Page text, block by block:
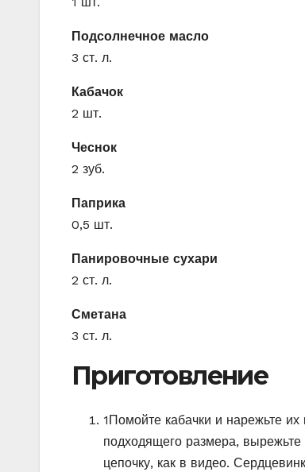
Подсолнечное масло
3 ст. л.
Кабачок
2 шт.
Чеснок
2 зуб.
Паприка
0,5 шт.
Панировочные сухари
2 ст. л.
Сметана
3 ст. л.
Приготовление
1 Помойте кабачки и нарежьте
подходящего размера,
цепочку, как в видео.